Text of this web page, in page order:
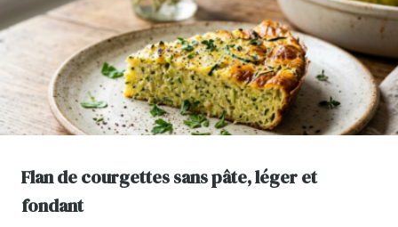
Flan de courgettes sans pâte, léger et
fondant